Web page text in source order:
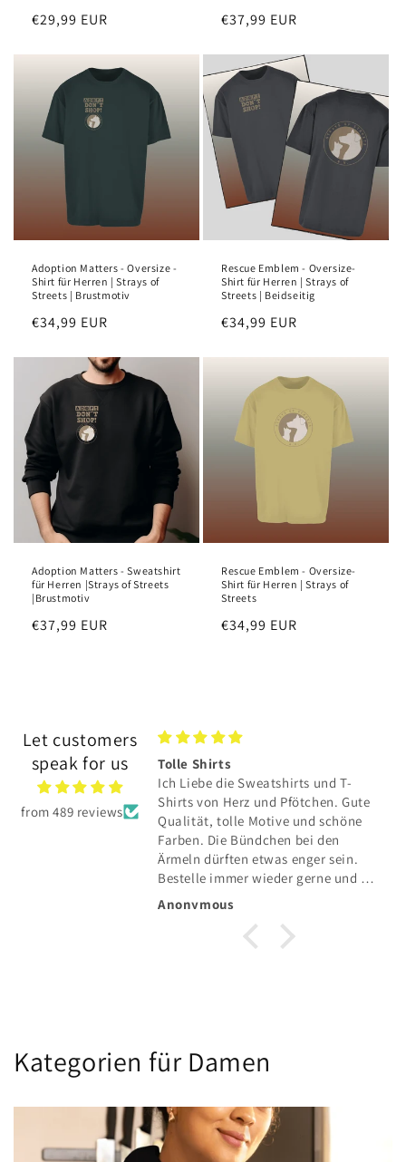
Regular
€29,99 EUR
Regular
€37,99 EUR
Adoption Matters - Oversize -
Shirt für Herren | Strays of
Streets | Brustmotiv
Regular
€34,99 EUR
Rescue Emblem - Oversize-
Shirt für Herren | Strays of
Streets | Beidseitig
Regular
€34,99 EUR
Adoption Matters - Sweatshirt
für Herren |Strays of Streets
|Brustmotiv
Regular
€37,99 EUR
Rescue Emblem - Oversize-
Shirt für Herren | Strays of
Streets
Regular
€34,99 EUR
Let customers
speak for us
from 489 reviews
hat sich total
Tolle Shirts
Ich Liebe die Sweatshirts und T-
Shirts von Herz und Pfötchen. Gute
Qualität, tolle Motive und schöne
Farben. Die Bündchen bei den
Ärmeln dürften etwas enger sein.
Bestelle immer wieder gerne und die
Lieferung in die Schweiz klappt auch
Anonymous
Kategorien für Damen